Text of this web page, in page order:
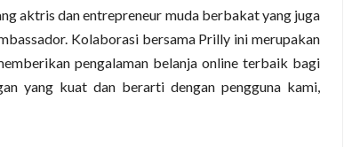
aktris dan entrepreneur muda berbakat yang juga
Kolaborasi bersama Prilly ini merupakan
pengalaman belanja online terbaik bagi
yang kuat dan berarti dengan pengguna kami,